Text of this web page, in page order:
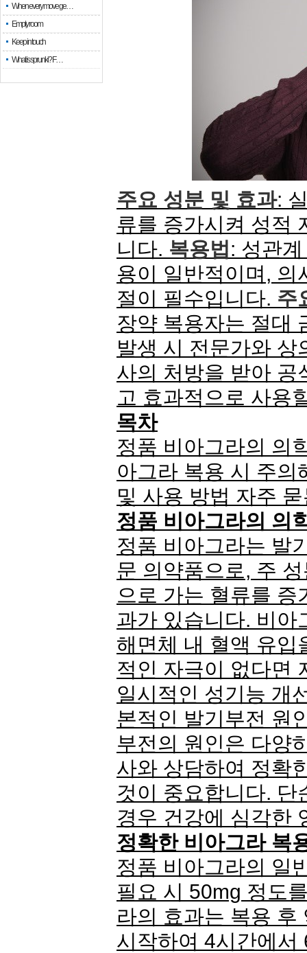
When every move ge…
Empty room
Keep in touch
What is sprunki? F…
주요 성분 및 효과:
류를 증가시켜 성적
니다. 복용법: 성관
용이 일반적이며, 의
절이 필수입니다. 주
장약 복용자는 절대
발생 시 전문가와
사의 처방을 받아 공
고 효과적으로 사용
목차
정품 비아그라의 의
아그라 복용 시 주의
및 사용 방법 자주
정품 비아그라의 의
정품 비아그라는 발
문 의약품으로, 주
으로 가는 혈류를 증
과가 있습니다. 비아
해면체 내 혈액 유입
적인 자극이 없다면
일시적인 성기능 개
본적인 발기부전 원
부전의 원인은 다양
사와 상담하여 정확
것이 중요합니다. 단
경우 건강에 심각한
정확한 비아그라 복
정품 비아그라의 일
필요 시 50mg 정도
라의 효과는 복용 후
시작하여 4시간에서